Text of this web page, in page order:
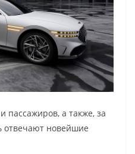
пассажиров, а также, за
отвечают новейшие